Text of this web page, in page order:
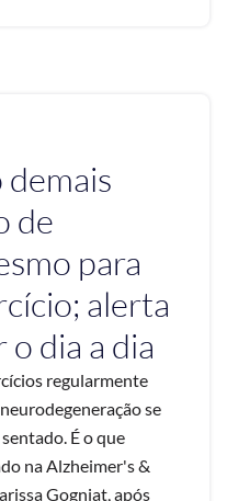
demais
de
para
alerta
dia a dia
regularmente
se
É o que
na Alzheimer's &
Gogniat, após